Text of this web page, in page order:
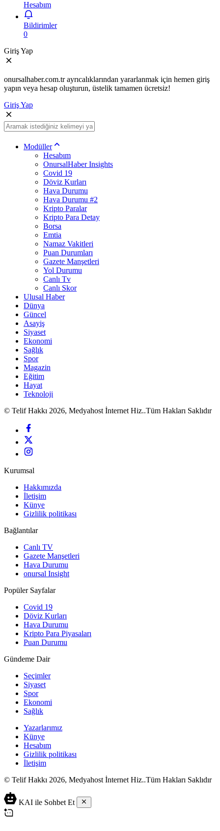
Hesabım
Bildirimler
0
Giriş Yap
onursalhaber.com.tr ayrıcalıklarından yararlanmak için hemen giriş
yapın veya hesap oluşturun, üstelik tamamen ücretsiz!
Giriş Yap
Modüller
Hesabım
OnursalHaber Insights
Covid 19
Döviz Kurları
Hava Durumu
Hava Durumu #2
Kripto Paralar
Kripto Para Detay
Borsa
Emtia
Namaz Vakitleri
Puan Durumları
Gazete Manşetleri
Yol Durumu
Canlı Tv
Canlı Skor
Ulusal Haber
Dünya
Güncel
Asayiş
Siyaset
Ekonomi
Sağlık
Spor
Magazin
Eğitim
Hayat
Teknoloji
© Telif Hakkı 2026, Medyahost İnternet Hiz..Tüm Hakları Saklıdır
Kurumsal
Hakkımızda
İletişim
Künye
Gizlilik politikası
Bağlantılar
Canlı TV
Gazete Manşetleri
Hava Durumu
onursal Insight
Popüler Sayfalar
Covid 19
Döviz Kurları
Hava Durumu
Kripto Para Piyasaları
Puan Durumu
Gündeme Dair
Seçimler
Siyaset
Spor
Ekonomi
Sağlık
Yazarlarımız
Künye
Hesabım
Gizlilik politikası
İletişim
© Telif Hakkı 2026, Medyahost İnternet Hiz..Tüm Hakları Saklıdır
casino
siteleri
casino
canlı
casino
siteleri
ev
yapımı
salça
KAI ile Sohbet Et